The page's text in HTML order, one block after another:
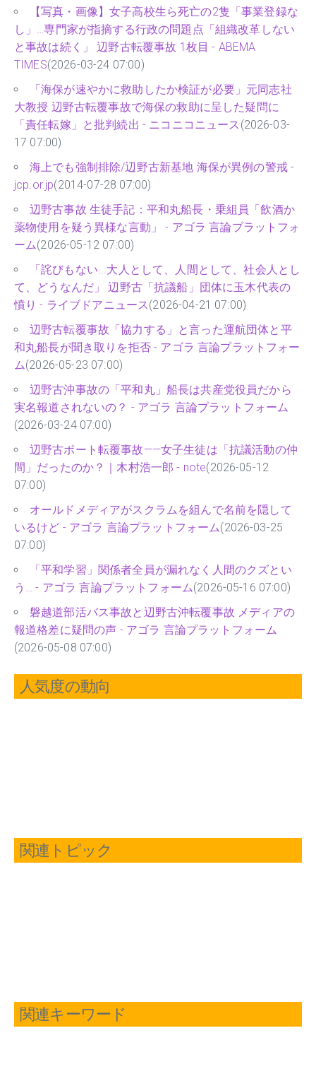
【写真・画像】女子高校生ら死亡の2隻「事業登録な
し」…専門家が指摘する行政の問題点「組織改革しない
と事故は続く」 辺野古転覆事故 1枚目 - ABEMA
TIMES(2026-03-24 07:00)
「海保が速やかに救助したか検証が必要」元同志社
大教授 辺野古転覆事故で海保の救助に呈した疑問に
「責任転嫁」と批判続出 - ニコニコニュース (2026-03-
17 07:00)
海上でも強制排除/辺野古新基地 海保が異例の警戒 -
jcp.or.jp(2014-07-28 07:00)
辺野古事故 生徒手記：平和丸船長・乗組員「飲酒か
薬物使用を疑う異様な言動」 - アゴラ 言論プラットフォ
ーム(2026-05-12 07:00)
「詫びもない...大人として、人間として、社会人とし
て、どうなんだ」 辺野古「抗議船」団体に玉木代表の
憤り - ライブドアニュース(2026-04-21 07:00)
辺野古転覆事故「協力する」と言った運航団体と平
和丸船長が聞き取りを拒否 - アゴラ 言論プラットフォー
ム(2026-05-23 07:00)
辺野古沖事故の「平和丸」船長は共産党役員だから
実名報道されないの？ - アゴラ 言論プラットフォーム
(2026-03-24 07:00)
辺野古ボート転覆事故——女子生徒は「抗議活動の仲
間」だったのか？｜木村浩一郎 - note(2026-05-12
07:00)
オールドメディアがスクラムを組んで名前を隠して
いるけど - アゴラ 言論プラットフォーム(2026-03-25
07:00)
「平和学習」関係者全員が漏れなく人間のクズとい
う… - アゴラ 言論プラットフォーム(2026-05-16 07:00)
磐越道部活バス事故と辺野古沖転覆事故 メディアの
報道格差に疑問の声 - アゴラ 言論プラットフォーム
(2026-05-08 07:00)
人気度の動向
関連トピック
関連キーワード